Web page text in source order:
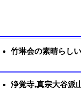
竹琳会の素晴らし
浄覚寺,真宗大谷派